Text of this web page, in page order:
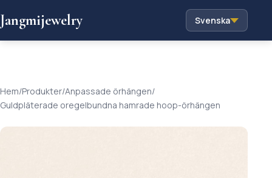
Jangmijewelry Svenska
Hem/Produkter/Anpassade örhängen/
Guldpläterade oregelbundna hamrade hoop-örhängen